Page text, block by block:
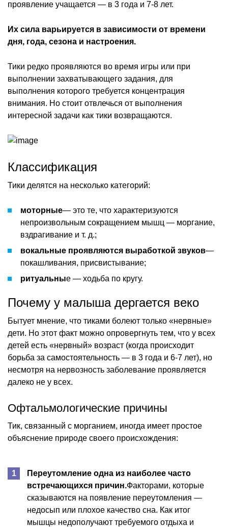
проявление учащается — в 3 года и 7-8 лет.
Их сила варьируется в зависимости от времени
дня, года, сезона и настроения.
Тики редко проявляются во время игры или при
выполнении захватывающего задания, для
выполнения которого требуется концентрация
внимания. Но стоит отвлечься от выполнения
интересной задачи как тики возвращаются.
Классификация
Тики делятся на несколько категорий:
моторные— это те, что характеризуются
непроизвольным сокращением мышц — моргание,
вздрагивание и т. д.;
вокальные проявляются выработкой звуков—
покашливания, присвистывание;
ритуальные — ходьба по кругу.
Почему у малыша дергается веко
Бытует мнение, что тиками болеют только «нервные»
дети. Но этот факт можно опровергнуть тем, что у всех
детей есть «нервный» возраст (когда происходит
борьба за самостоятельность — в 3 года и 6-7 лет), но
несмотря на нервозность заболевание проявляется
далеко не у всех.
Офтальмологические причины
Тик, связанный с морганием, иногда имеет простое
объяснение природе своего происхождения:
Переутомление одна из наиболее часто
встречающихся причин.Факторами, которые
сказываются на появление переутомления —
недосып или плохое качество сна. Как итог
мышцы недополучают требуемого отдыха и